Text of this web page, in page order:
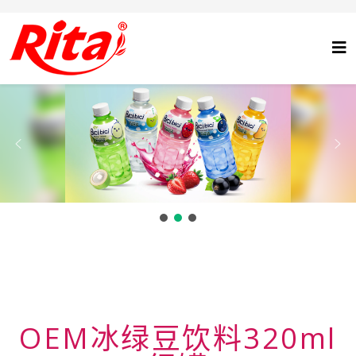
OEM冰绿豆饮料320ml